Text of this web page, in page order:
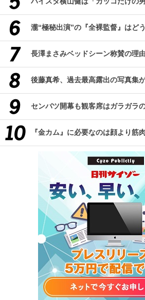
瀧“極秘出演”の『全裸監督』はど
長澤まさみベッドシーン称賛の理
後藤真希、過去最高露出の写真集
センバツ開幕も観客席はガラガラ
『金カム』に必要なのは顔より筋